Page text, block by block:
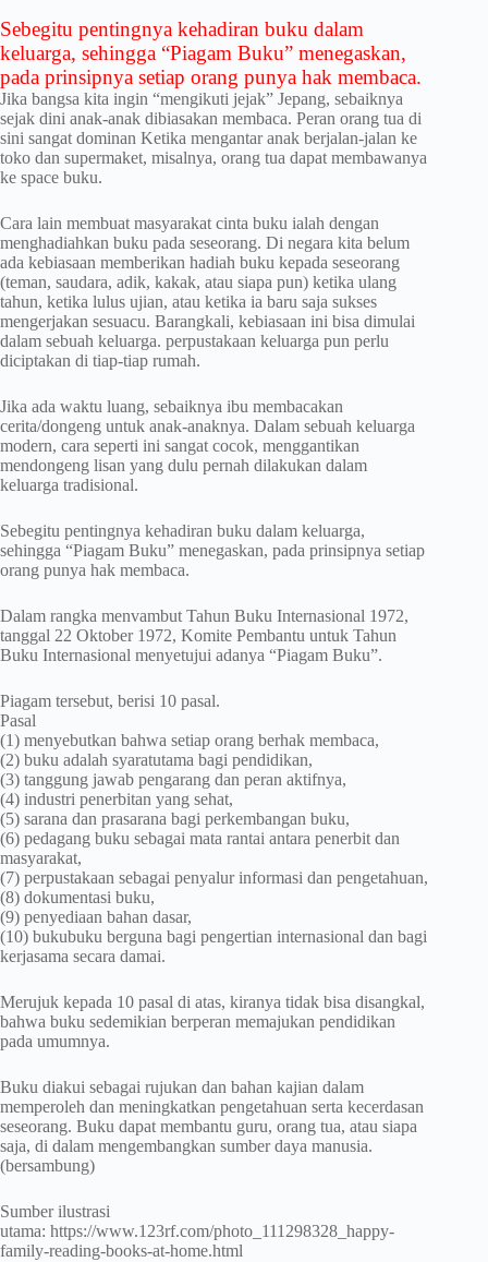
Sebegitu pentingnya kehadiran buku dalam
keluarga, sehingga “Piagam Buku” menegaskan,
pada prinsipnya setiap orang punya hak membaca.
Jika bangsa kita ingin “mengikuti jejak” Jepang, sebaiknya
sejak dini anak-anak dibiasakan membaca. Peran orang tua di
sini sangat dominan Ketika mengantar anak berjalan-jalan ke
toko dan supermaket, misalnya, orang tua dapat membawanya
ke space buku.
Cara lain membuat masyarakat cinta buku ialah dengan
menghadiahkan buku pada seseorang. Di negara kita belum
ada kebiasaan memberikan hadiah buku kepada seseorang
(teman, saudara, adik, kakak, atau siapa pun) ketika ulang
tahun, ketika lulus ujian, atau ketika ia baru saja sukses
mengerjakan sesuacu. Barangkali, kebiasaan ini bisa dimulai
dalam sebuah keluarga. perpustakaan keluarga pun perlu
diciptakan di tiap-tiap rumah.
Jika ada waktu luang, sebaiknya ibu membacakan
cerita/dongeng untuk anak-anaknya. Dalam sebuah keluarga
modern, cara seperti ini sangat cocok, menggantikan
mendongeng lisan yang dulu pernah dilakukan dalam
keluarga tradisional.
Sebegitu pentingnya kehadiran buku dalam keluarga,
sehingga “Piagam Buku” menegaskan, pada prinsipnya setiap
orang punya hak membaca.
Dalam rangka menvambut Tahun Buku Internasional 1972,
tanggal 22 Oktober 1972, Komite Pembantu untuk Tahun
Buku Internasional menyetujui adanya “Piagam Buku”.
Piagam tersebut, berisi 10 pasal.
Pasal
(1) menyebutkan bahwa setiap orang berhak membaca,
(2) buku adalah syaratutama bagi pendidikan,
(3) tanggung jawab pengarang dan peran aktifnya,
(4) industri penerbitan yang sehat,
(5) sarana dan prasarana bagi perkembangan buku,
(6) pedagang buku sebagai mata rantai antara penerbit dan
masyarakat,
(7) perpustakaan sebagai penyalur informasi dan pengetahuan,
(8) dokumentasi buku,
(9) penyediaan bahan dasar,
(10) bukubuku berguna bagi pengertian internasional dan bagi
kerjasama secara damai.
Merujuk kepada 10 pasal di atas, kiranya tidak bisa disangkal,
bahwa buku sedemikian berperan memajukan pendidikan
pada umumnya.
Buku diakui sebagai rujukan dan bahan kajian dalam
memperoleh dan meningkatkan pengetahuan serta kecerdasan
seseorang. Buku dapat membantu guru, orang tua, atau siapa
saja, di dalam mengembangkan sumber daya manusia.
(bersambung)
Sumber ilustrasi
utama: https://www.123rf.com/photo_111298328_happy-
family-reading-books-at-home.html